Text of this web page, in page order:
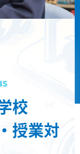
校
授業対